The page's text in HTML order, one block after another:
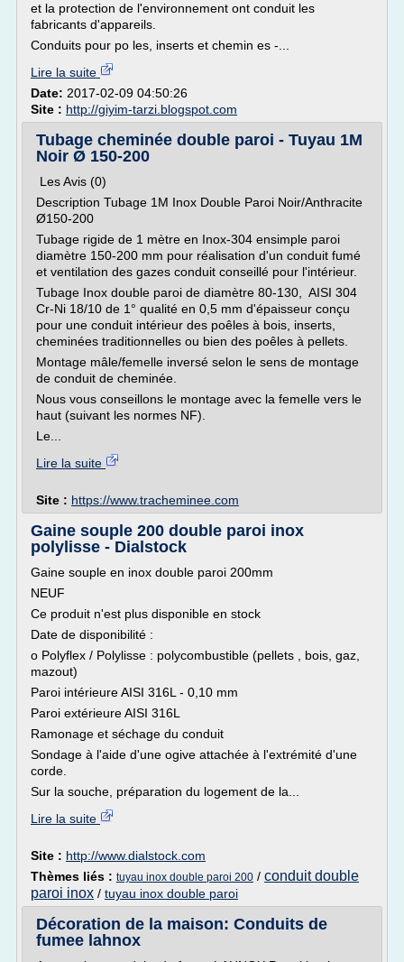
et la protection de l'environnement ont conduit les
fabricants d'appareils.
Conduits pour po les, inserts et chemin es -...
Lire la suite
Date: 2017-02-09 04:50:26
Site : http://giyim-tarzi.blogspot.com
Tubage cheminée double paroi - Tuyau 1M
Noir Ø 150-200
Les Avis (0)
Description Tubage 1M Inox Double Paroi Noir/Anthracite
Ø150-200
Tubage rigide de 1 mètre en Inox-304 ensimple paroi
diamètre 150-200 mm pour réalisation d'un conduit fumé
et ventilation des gazes conduit conseillé pour l'intérieur.
Tubage Inox double paroi de diamètre 80-130, AISI 304
Cr-Ni 18/10 de 1° qualité en 0,5 mm d'épaisseur conçu
pour une conduit intérieur des poêles à bois, inserts,
cheminées traditionnelles ou bien des poêles à pellets.
Montage mâle/femelle inversé selon le sens de montage
de conduit de cheminée.
Nous vous conseillons le montage avec la femelle vers le
haut (suivant les normes NF).
Le...
Lire la suite
Site : https://www.tracheminee.com
Gaine souple 200 double paroi inox
polylisse - Dialstock
Gaine souple en inox double paroi 200mm
NEUF
Ce produit n'est plus disponible en stock
Date de disponibilité :
o Polyflex / Polylisse : polycombustible (pellets , bois, gaz,
mazout)
Paroi intérieure AISI 316L - 0,10 mm
Paroi extérieure AISI 316L
Ramonage et séchage du conduit
Sondage à l'aide d'une ogive attachée à l'extrémité d'une
corde.
Sur la souche, préparation du logement de la...
Lire la suite
Site : http://www.dialstock.com
Thèmes liés : tuyau inox double paroi 200 / conduit double
paroi inox / tuyau inox double paroi
Décoration de la maison: Conduits de
fumee lahnox